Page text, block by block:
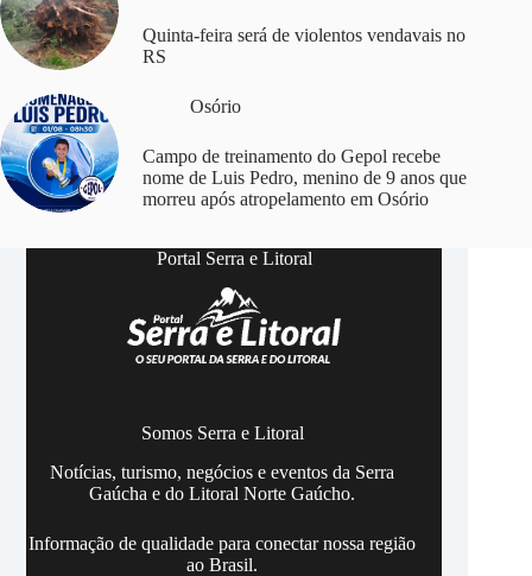
Quinta-feira será de violentos vendavais no
RS
Osório
Campo de treinamento do Gepol recebe
nome de Luis Pedro, menino de 9 anos que
morreu após atropelamento em Osório
Portal Serra e Litoral
Somos Serra e Litoral
Notícias, turismo, negócios e eventos da Serra
Gaúcha e do Litoral Norte Gaúcho.
Informação de qualidade para conectar nossa região
ao Brasil.